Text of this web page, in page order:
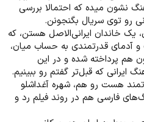
نشون میده که احتمالا بررسی
رو توی سریال بگنجونن.
یک خاندان ایرانی‌الاصل هستن، که
آدمای قدرتمندی به حساب میان،
پرداخته شده و در این
ایرانی که قبل‌تر گفتم رو ببینیم.
هست رو هم، شهره آغداشلو
فارسی هم در روند فیلم رد و